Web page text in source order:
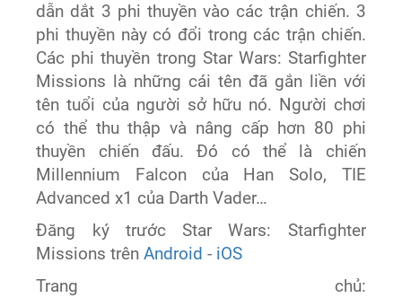
dẫn dắt 3 phi thuyền vào các trận chiến. 3
phi thuyền này có đổi trong các trận chiến.
Các phi thuyền trong Star Wars: Starfighter
Missions là những cái tên đã gắn liền với
tên tuổi của người sở hữu nó. Người chơi
có thể thu thập và nâng cấp hơn 80 phi
thuyền chiến đấu. Đó có thể là chiến
Millennium Falcon của Han Solo, TIE
Advanced x1 của Darth Vader…
Đăng ký trước Star Wars: Starfighter
Missions trênAndroid - iOS
Trang chủ: